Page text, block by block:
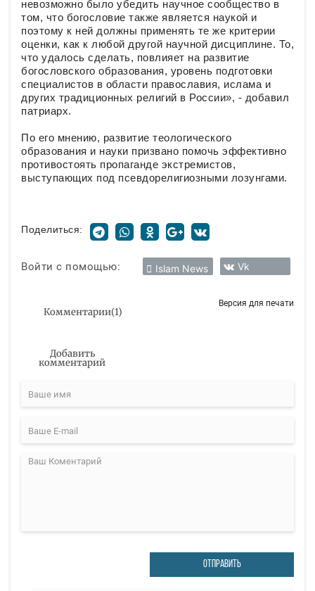
невозможно было убедить научное сообщество в
том, что богословие также является наукой и
поэтому к ней должны применять те же критерии
оценки, как к любой другой научной дисциплине. То,
что удалось сделать, повлияет на развитие
богословского образования, уровень подготовки
специалистов в области православия, ислама и
других традиционных религий в России», - добавил
патриарх.
По его мнению, развитие теологического
образования и науки призвано помочь эффективно
противостоять пропаганде экстремистов,
выступающих под псевдорелигиозными лозунгами.
Поделиться:
Войти с помощью: Islam News Vk
Комментарии(1)
Версия для печати
Добавить
комментарий
ОТПРАВИТЬ